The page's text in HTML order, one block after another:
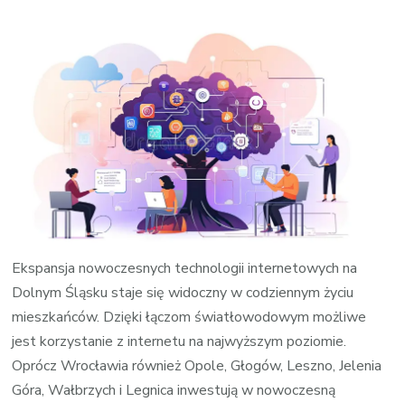
Wrocław
–
szybki
i
stabilny
dostęp
dla
mieszkańców
Ekspansja nowoczesnych technologii internetowych na
Dolnym Śląsku staje się widoczny w codziennym życiu
mieszkańców. Dzięki łączom światłowodowym możliwe
jest korzystanie z internetu na najwyższym poziomie.
Oprócz Wrocławia również Opole, Głogów, Leszno, Jelenia
Góra, Wałbrzych i Legnica inwestują w nowoczesną